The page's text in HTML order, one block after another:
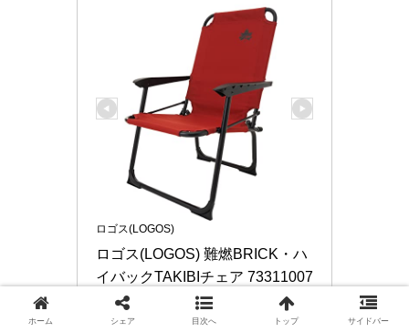
ロゴス(LOGOS)
ロゴス(LOGOS) 難燃BRICK・ハ
イバックTAKIBIチェア 73311007
73311007
ホーム シェア 目次へ トップ サイドバー